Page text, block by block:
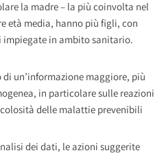
la madre – la più coinvolta nel
età media, hanno più figli, con
impiegate in ambito sanitario.
un’informazione maggiore, più
in particolare sulle reazioni
delle malattie prevenibili
dei dati, le azioni suggerite